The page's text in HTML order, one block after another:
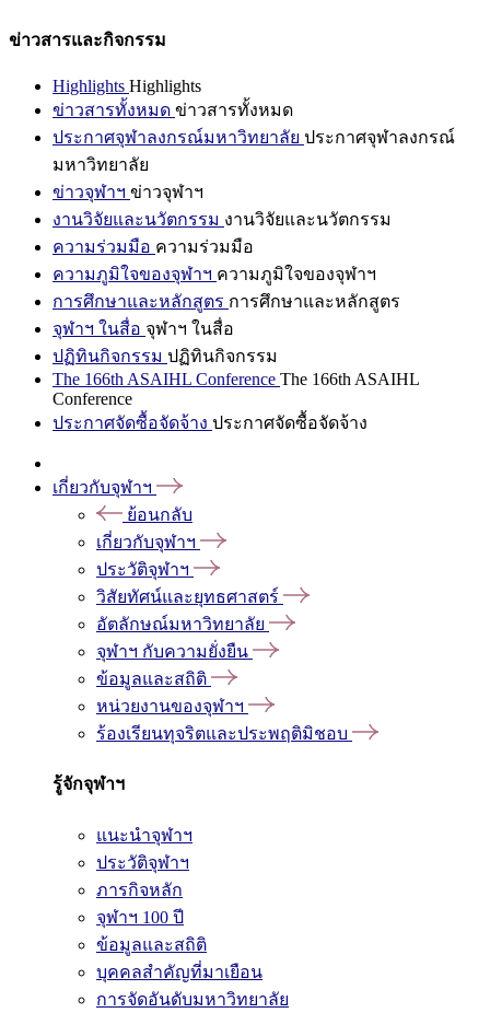
ข่าวสารและกิจกรรม
Highlights Highlights
ข่าวสารทั้งหมด ข่าวสารทั้งหมด
ประกาศจุฬาลงกรณ์มหาวิทยาลัย ประกาศจุฬาลงกรณ์
มหาวิทยาลัย
ข่าวจุฬาฯ ข่าวจุฬาฯ
งานวิจัยและนวัตกรรม งานวิจัยและนวัตกรรม
ความร่วมมือ ความร่วมมือ
ความภูมิใจของจุฬาฯ ความภูมิใจของจุฬาฯ
การศึกษาและหลักสูตร การศึกษาและหลักสูตร
จุฬาฯ ในสื่อ จุฬาฯ ในสื่อ
ปฏิทินกิจกรรม ปฏิทินกิจกรรม
The 166th ASAIHL Conference The 166th ASAIHL
Conference
ประกาศจัดซื้อจัดจ้าง ประกาศจัดซื้อจัดจ้าง
เกี่ยวกับจุฬาฯ
ย้อนกลับ
เกี่ยวกับจุฬาฯ
ประวัติจุฬาฯ
วิสัยทัศน์และยุทธศาสตร์
อัตลักษณ์มหาวิทยาลัย
จุฬาฯ กับความยั่งยืน
ข้อมูลและสถิติ
หน่วยงานของจุฬาฯ
ร้องเรียนทุจริตและประพฤติมิชอบ
รู้จักจุฬาฯ
แนะนำจุฬาฯ
ประวัติจุฬาฯ
ภารกิจหลัก
จุฬาฯ 100 ปี
ข้อมูลและสถิติ
บุคคลสำคัญที่มาเยือน
การจัดอันดับมหาวิทยาลัย